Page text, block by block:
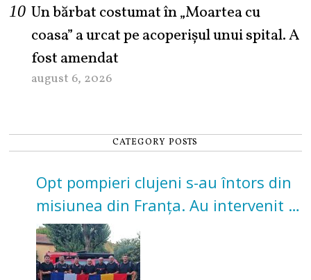
Un bărbat costumat în „Moartea cu
coasa” a urcat pe acoperișul unui spital. A
fost amendat
august 6, 2026
CATEGORY POSTS
Opt pompieri clujeni s-au întors din
misiunea din Franța. Au intervenit la
incendii de vegetație și pădure